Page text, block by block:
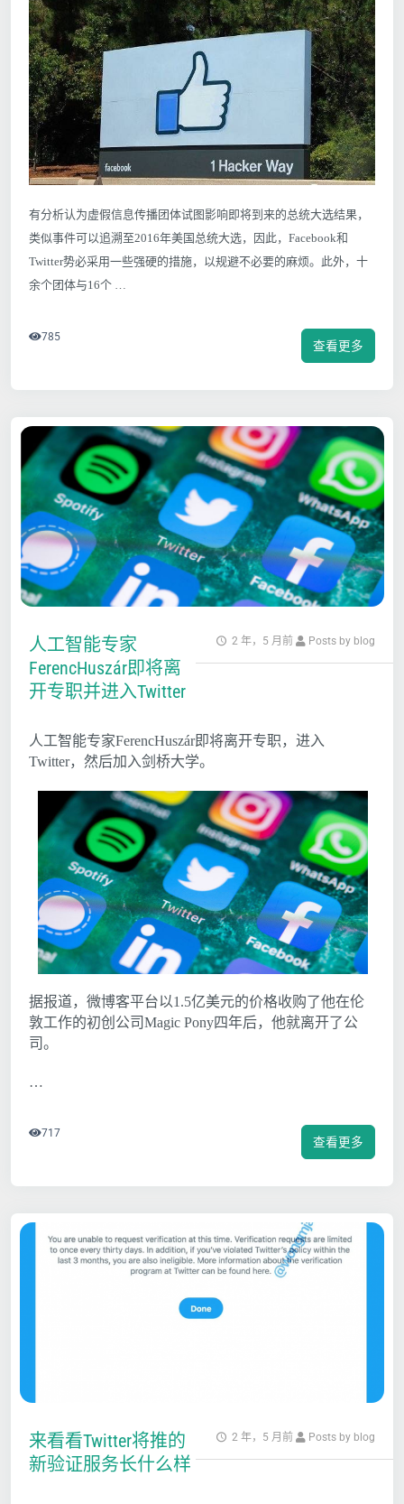
有分析认为虚假信息传播团体试图影响即将到来的总统大选结果，
类似事件可以追溯至2016年美国总统大选，因此，Facebook和
Twitter势必采用一些强硬的措施，以规避不必要的麻烦。此外，十
余个团体与16个 …
查看更多
785
2 年，5 月前 Posts by blog
人工智能专家
FerencHuszár即将离
开专职并进入Twitter
人工智能专家FerencHuszár即将离开专职，进入
Twitter，然后加入剑桥大学。
据报道，微博客平台以1.5亿美元的价格收购了他在伦
敦工作的初创公司Magic Pony四年后，他就离开了公
司。
…
查看更多
717
2 年，5 月前 Posts by blog
来看看Twitter将推的
新验证服务长什么样